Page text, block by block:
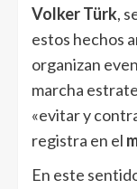
Volker Türk,
estos hechos
organizan
marcha
«evitar y
registra en el
En este